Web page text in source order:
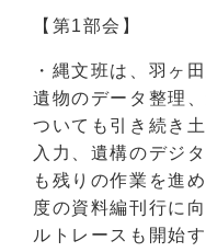
【第1部会】
・縄文班は、羽ヶ
遺物のデータ整理
ついても引き続き
入力、遺構のデジ
も残りの作業を進
度の資料編刊行に
ルトレースも開始す